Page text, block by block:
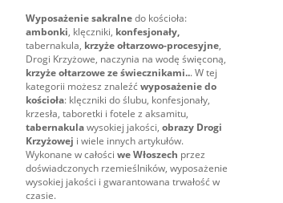
Wyposażenie sakralnedo kościoła:
ambonki, klęczniki, konfesjonały,
tabernakula, krzyże ołtarzowo-procesyjne,
Drogi Krzyżowe, naczynia na wodę święconą,
krzyże ołtarzowe ze świecznikami... W tej
kategorii możesz znaleźćwyposażenie do
kościoła: klęczniki do ślubu, konfesjonały,
krzesła, taboretki i fotele z aksamitu,
tabernakulawysokiej jakości, obrazy Drogi
Krzyżowej i wiele innych artykułów.
Wykonane w całości we Włoszech przez
doświadczonych rzemieślników, wyposażenie
wysokiej jakości i gwarantowana trwałość w
czasie.